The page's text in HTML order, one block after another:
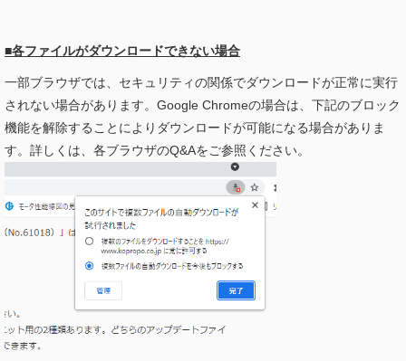
■各ファイルがダウンロードできない場合
一部ブラウザでは、セキュリティの関係でダウンロードが正常に実行
されない場合があります。Google Chromeの場合は、下記のブロック
機能を解除することによりダウンロードが可能になる場合がありま
す。詳しくは、各ブラウザのQ&Aをご参照ください。